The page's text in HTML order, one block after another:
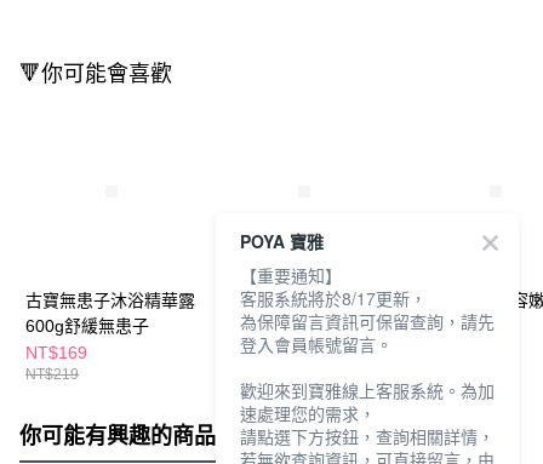
🔻你可能會喜歡
古寶無患子沐浴精華露
600g舒緩無患子
NT$169
NT$219
古寶無患子沐浴精華露
600g青檸橙花
NT$169
古寶無患子玉容
浴精華露500g
你可能有興趣的商品 全站排行
POYA 寶雅
【重要通知】
客服系統將於8/17更新，
為保障留言資訊可保留查詢，請先
登入會員帳號留言。
歡迎來到寶雅線上客服系統。為加
速處理您的需求，
請點選下方按鈕，查詢相關詳情，
若無欲查詢資訊，可直接留言，由